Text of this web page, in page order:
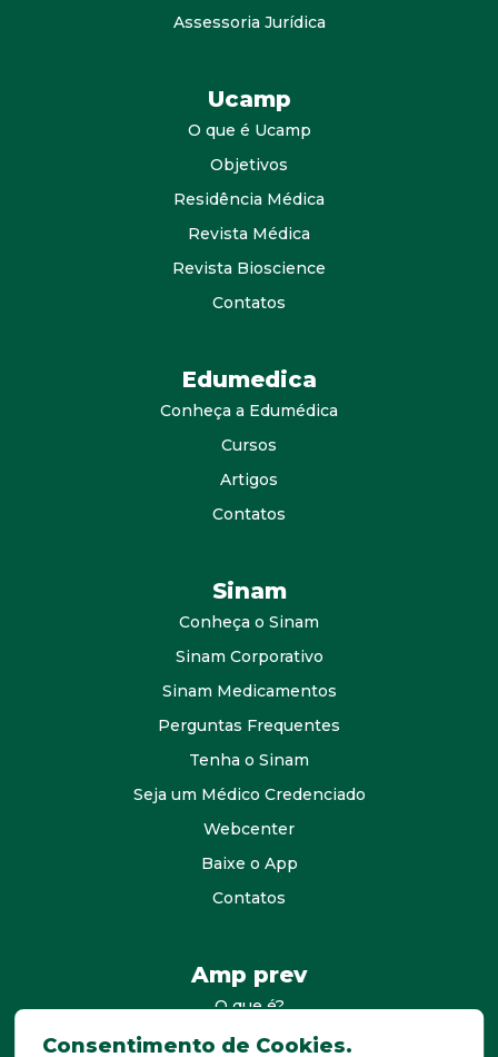
Assessoria Jurídica
Ucamp
O que é Ucamp
Objetivos
Residência Médica
Revista Médica
Revista Bioscience
Contatos
Edumedica
Conheça a Edumédica
Cursos
Artigos
Contatos
Sinam
Conheça o Sinam
Sinam Corporativo
Sinam Medicamentos
Perguntas Frequentes
Tenha o Sinam
Seja um Médico Credenciado
Webcenter
Baixe o App
Contatos
Amp prev
O que é?
consultores
Consentimento de Cookies.